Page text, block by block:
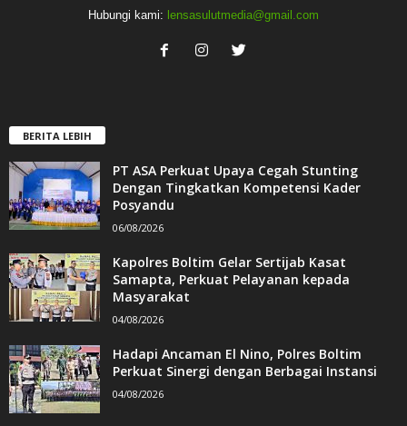
Hubungi kami: lensasulutmedia@gmail.com
BERITA LEBIH
PT ASA Perkuat Upaya Cegah Stunting
Dengan Tingkatkan Kompetensi Kader
Posyandu
06/08/2026
Kapolres Boltim Gelar Sertijab Kasat
Samapta, Perkuat Pelayanan kepada
Masyarakat
04/08/2026
Hadapi Ancaman El Nino, Polres Boltim
Perkuat Sinergi dengan Berbagai Instansi
04/08/2026